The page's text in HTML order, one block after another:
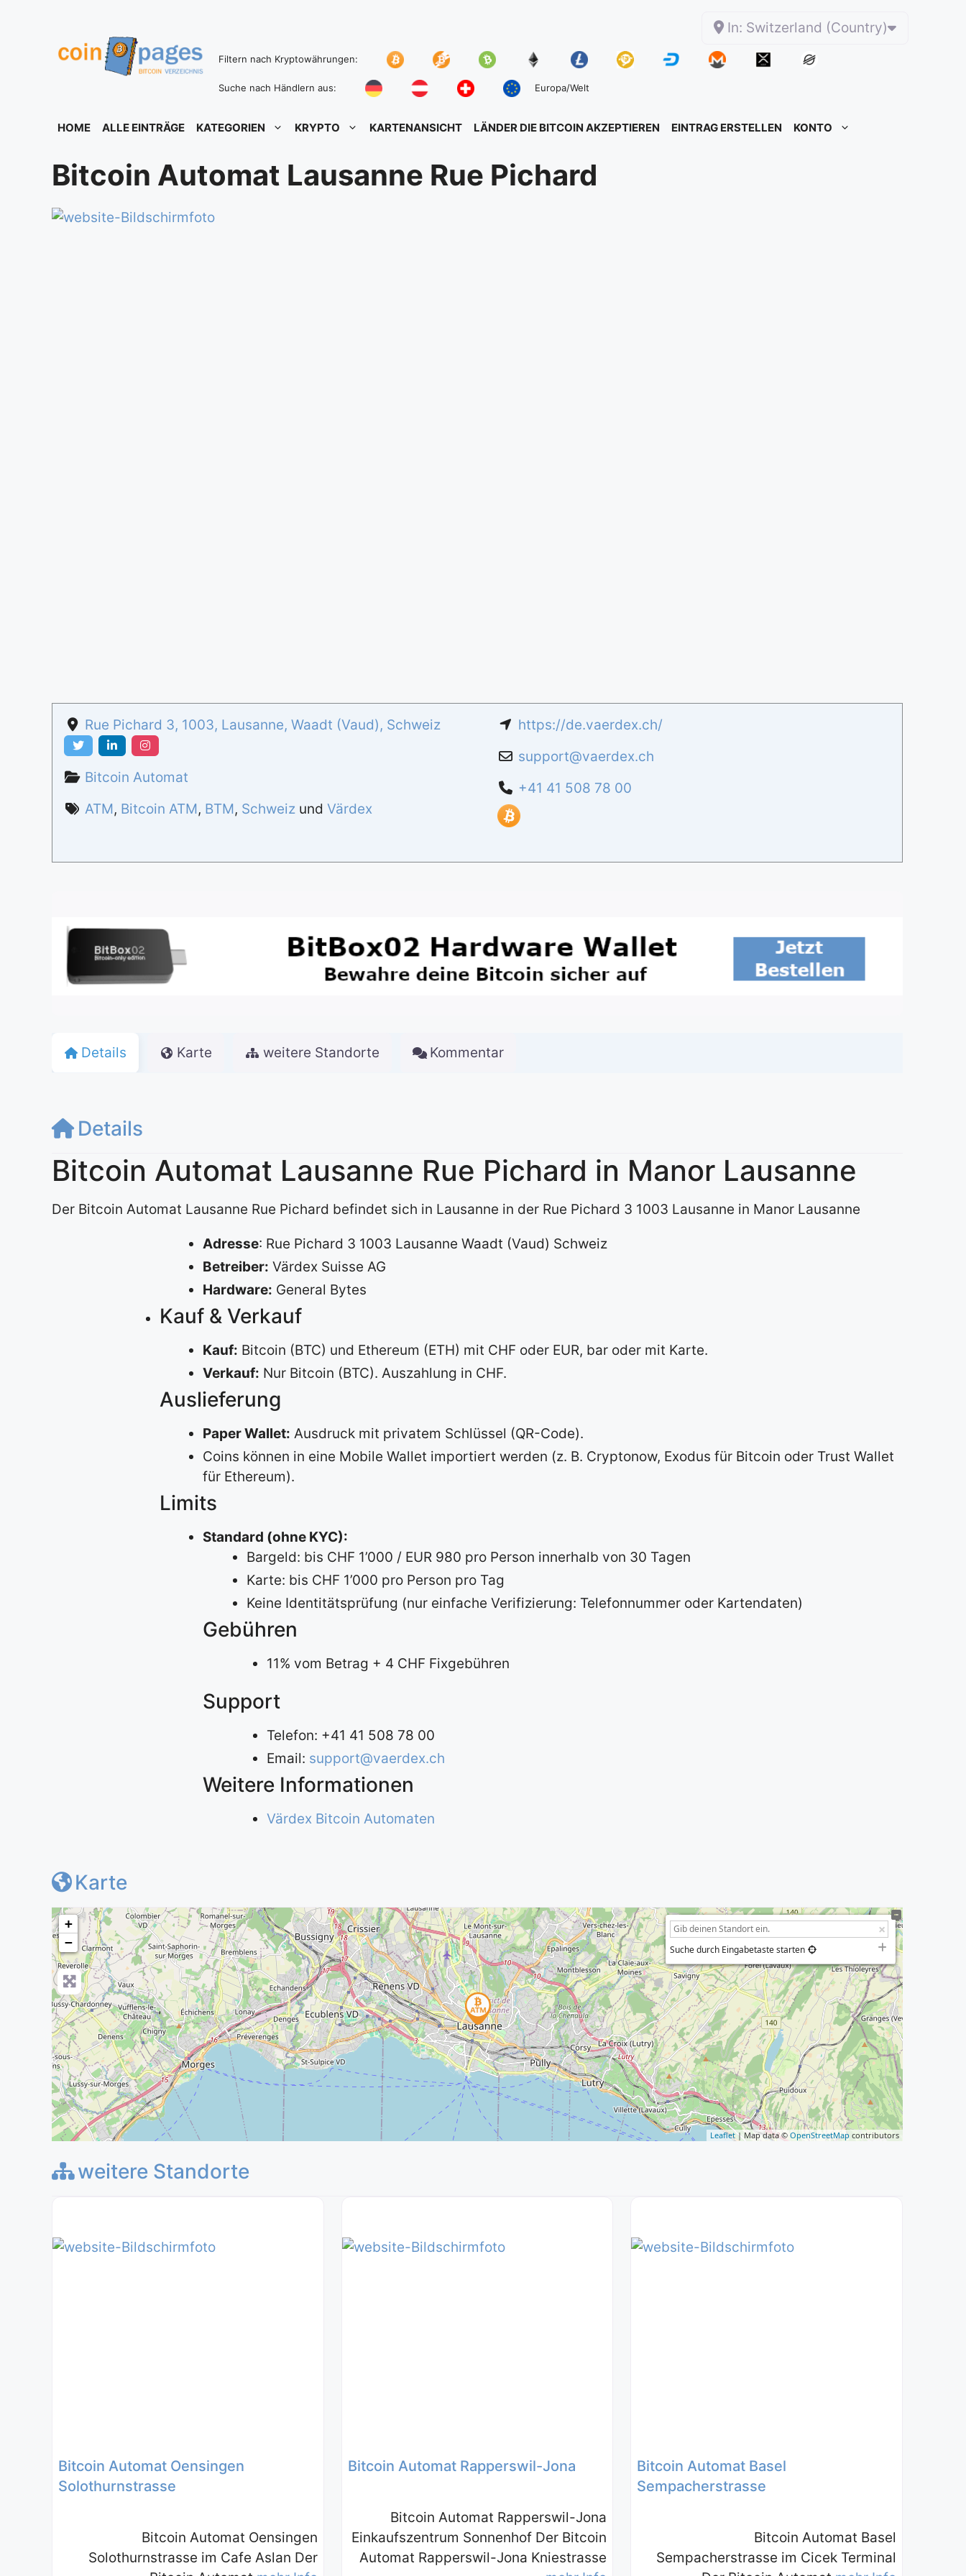
In: Switzerland (Country)
Filtern nach Kryptowährungen:
Suche nach Händlern aus: Europa/Welt
HOME ALLE EINTRÄGE KATEGORIEN KRYPTO KARTENANSICHT LÄNDER DIE BITCOIN AKZEPTIEREN EINTRAG ERSTELLEN KONTO
Bitcoin Automat Lausanne Rue Pichard
Rue Pichard 3, 1003, Lausanne, Waadt (Vaud), Schweiz
Bitcoin Automat
ATM, Bitcoin ATM, BTM, Schweiz und Värdex
https://de.vaerdex.ch/
support@vaerdex.ch
+41 41 508 78 00
Details Karte weitere Standorte Kommentar
Details
Bitcoin Automat Lausanne Rue Pichard in Manor Lausanne
Der Bitcoin Automat Lausanne Rue Pichard befindet sich in Lausanne in der Rue Pichard 3 1003 Lausanne in Manor Lausanne
Adresse: Rue Pichard 3 1003 Lausanne Waadt (Vaud) Schweiz
Betreiber: Värdex Suisse AG
Hardware: General Bytes
Kauf & Verkauf
Kauf: Bitcoin (BTC) und Ethereum (ETH) mit CHF oder EUR, bar oder mit Karte.
Verkauf: Nur Bitcoin (BTC). Auszahlung in CHF.
Auslieferung
Paper Wallet: Ausdruck mit privatem Schlüssel (QR-Code).
Coins können in eine Mobile Wallet importiert werden (z. B. Cryptonow, Exodus für Bitcoin oder Trust Wallet
für Ethereum).
Limits
Standard (ohne KYC):
Bargeld: bis CHF 1’000 / EUR 980 pro Person innerhalb von 30 Tagen
Karte: bis CHF 1’000 pro Person pro Tag
Keine Identitätsprüfung (nur einfache Verifizierung: Telefonnummer oder Kartendaten)
Gebühren
11% vom Betrag + 4 CHF Fixgebühren
Support
Telefon: +41 41 508 78 00
Email: support@vaerdex.ch
Weitere Informationen
Värdex Bitcoin Automaten
Karte
+
−
Suche durch Eingabetaste starten
Leaflet| Map data © OpenStreetMap contributors
weitere Standorte
Bitcoin Automat Oensingen
Solothurnstrasse
Bitcoin Automat Oensingen
Solothurnstrasse im Cafe Aslan Der
Bitcoin Automat Rapperswil-Jona
Bitcoin Automat Rapperswil-Jona
Einkaufszentrum Sonnenhof Der Bitcoin
Automat Rapperswil-Jona Kniestrasse
Bitcoin Automat Basel
Sempacherstrasse
Bitcoin Automat Basel
Sempacherstrasse im Cicek Terminal